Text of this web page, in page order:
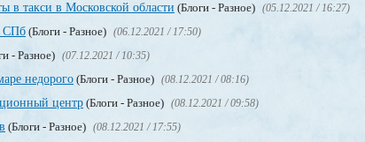
в такси в Московской области (Блоги - Разное) (05.12.2021 / 16:27)
СПб (Блоги - Разное) (06.12.2021 / 17:50)
- Разное) (07.12.2021 / 10:35)
недорого (Блоги - Разное) (08.12.2021 / 08:16)
центр (Блоги - Разное) (08.12.2021 / 09:58)
(Блоги - Разное) (08.12.2021 / 17:55)